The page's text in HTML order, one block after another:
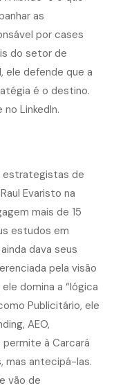
estrategistas de
Evaristo na
mais de 15
estudos em
dava seus
pela visão
domina a “lógica
Publicitário, ele
AEO,
permite à Carcará
mas antecipá-las.
vão de